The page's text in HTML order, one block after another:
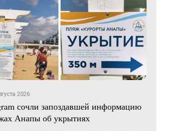
2026
сочли запоздавшей информацию
Анапы об укрытиях